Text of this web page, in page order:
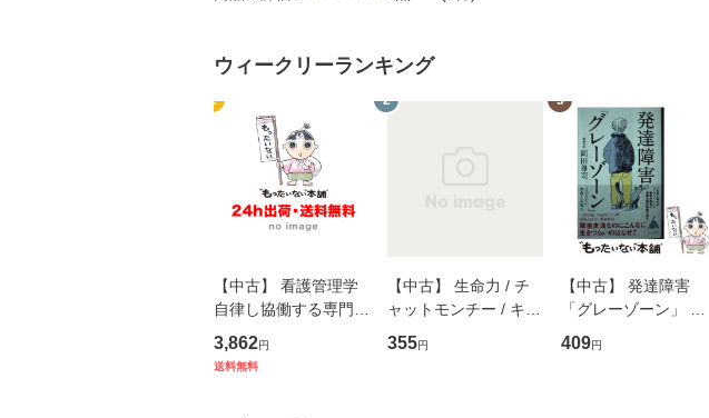
ウィークリーランキング
1
【中古】 看護管理学
自律し協働する専門職
の看護マネジメントス
キル 改訂第3版 (看護
3,862円
送料無料
2
【中古】 生命力 / チ
ャットモンチー / キュ
ーンレコード [CD]
【メール便送料無料】
355円
3
【中古】 発達障害
「グレーゾーン」 そ
の正しい理解と克服法
(SB新書 572) / 岡田尊
409円